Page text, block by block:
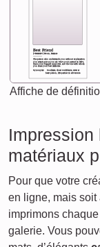
Best Friend
[<NAME>] Noun, feminie
Synonyms: Soulmate, closet confidante, sister at
heart person, life partner in adventure.
The person who understands you without explanation
you accepts just as you are. She's your partner in life's,
chaos your biggest supporter, and the one with whom
you share your best memories.
Affiche de
Impression
matériaux
Pour que votre
en ligne, mais soit
imprimons
galerie. Vous